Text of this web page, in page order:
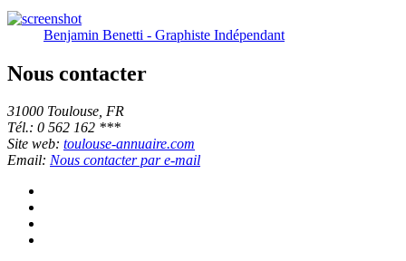
Benjamin Benetti - Graphiste Indépendant
Nous contacter
31000 Toulouse, FR
Tél.: 0 562 162 ***
Site web: toulouse-annuaire.com
Email: Nous contacter par e-mail